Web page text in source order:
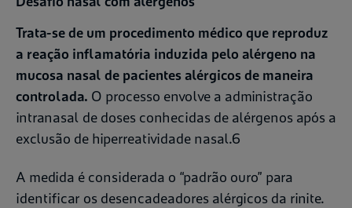
Trata-se de um procedimento médico que reproduz
a reação inflamatória induzida pelo alérgeno na
mucosa nasal de pacientes alérgicos de maneira
controlada. O processo envolve a administração
intranasal de doses conhecidas de alérgenos após a
exclusão de hiperreatividade nasal.6
A medida é considerada o “padrão ouro” para
identificar os desencadeadores alérgicos da rinite.